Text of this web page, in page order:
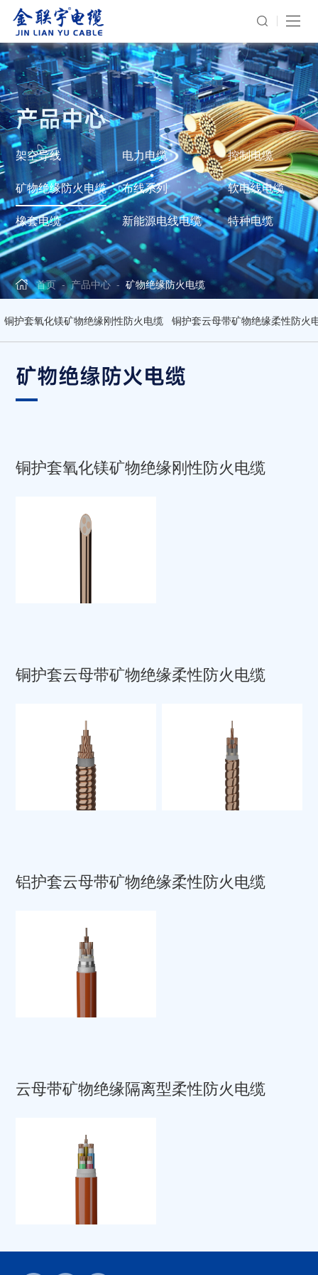
产品中心
架空导线 电力电缆 控制电缆
矿物绝缘防火电缆 布线系列 软电线电缆
橡套电缆 新能源电线电缆 特种电缆
首页-产品中心-矿物绝缘防火电缆
铜护套氧化镁矿物绝缘刚性防火电缆 铜护套云母带矿物绝缘柔性防火
矿物绝缘防火电缆
铜护套氧化镁矿物绝缘刚性防火电缆
铜护套云母带矿物绝缘柔性防火电缆
铝护套云母带矿物绝缘柔性防火电缆
云母带矿物绝缘隔离型柔性防火电缆